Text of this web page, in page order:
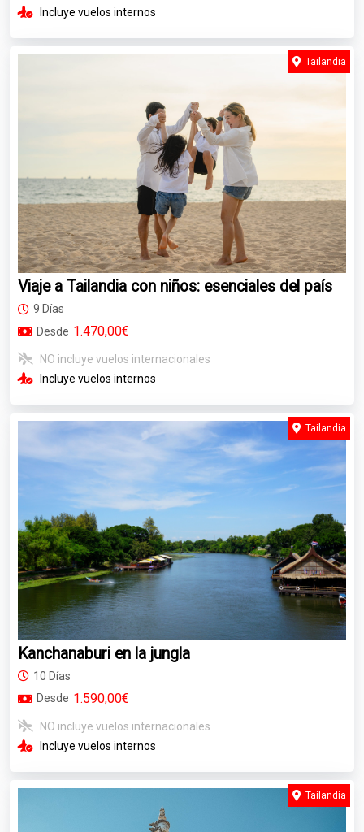
Incluye vuelos internos
Viaje a Tailandia con niños: esenciales del país
9 Días
Desde 1.470,00€
NO incluye vuelos internacionales
Incluye vuelos internos
Tailandia
Kanchanaburi en la jungla
10 Días
Desde 1.590,00€
NO incluye vuelos internacionales
Incluye vuelos internos
Tailandia
Tailandia